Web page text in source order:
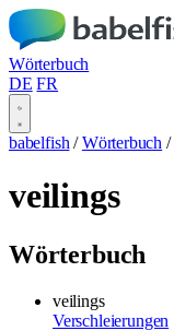
Wörterbuch
DE FR
babelfish / Wörterbuch /
veilings
Wörterbuch
veilings
Verschleierungen